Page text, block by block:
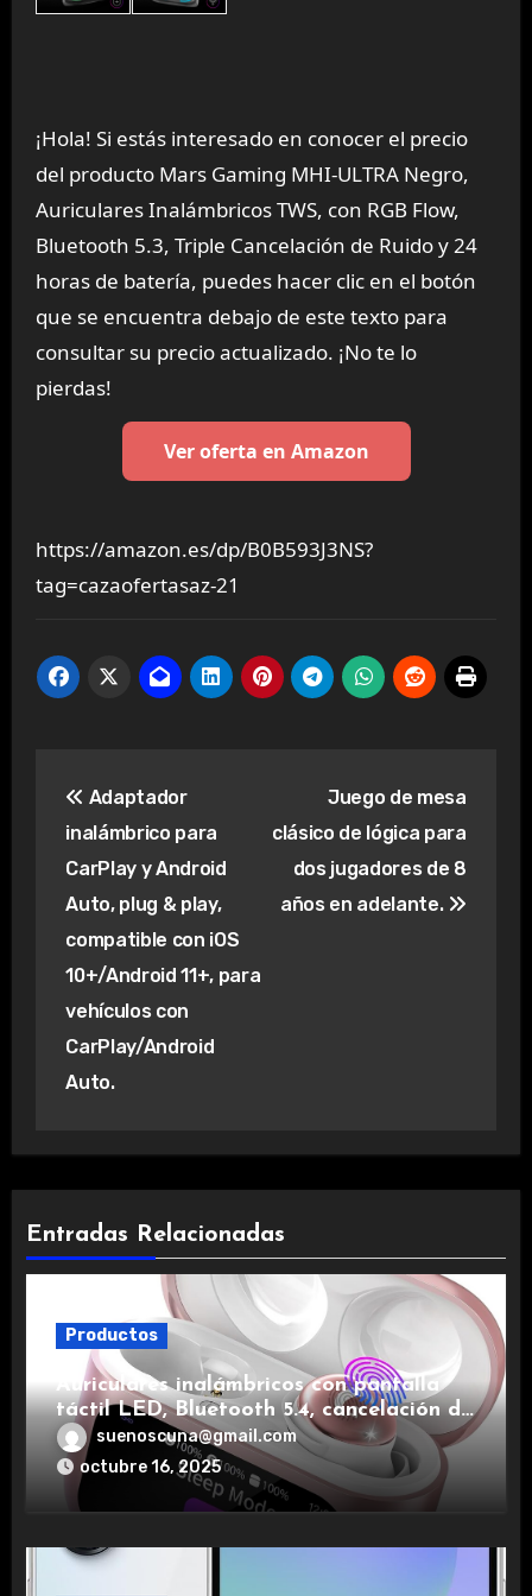
¡Hola! Si estás interesado en conocer el precio
del producto Mars Gaming MHI-ULTRA Negro,
Auriculares Inalámbricos TWS, con RGB Flow,
Bluetooth 5.3, Triple Cancelación de Ruido y 24
horas de batería, puedes hacer clic en el botón
que se encuentra debajo de este texto para
consultar su precio actualizado. ¡No te lo
pierdas!
Ver oferta en Amazon
https://amazon.es/dp/B0B593J3NS?
tag=cazaofertasaz-21
de
entradas
Adaptador
inalámbrico para
CarPlay y Android
Auto, plug & play,
compatible con iOS
10+/Android 11+, para
vehículos con
CarPlay/Android
Auto.
Juego de mesa
clásico de lógica para
dos jugadores de 8
años en adelante.
Entradas Relacionadas
Productos
Auriculares inalámbricos con pantalla
táctil LED, Bluetooth 5.4, cancelación de
ruido, impermeables y de larga duración.
suenoscuna@gmail.com
octubre 16, 2025